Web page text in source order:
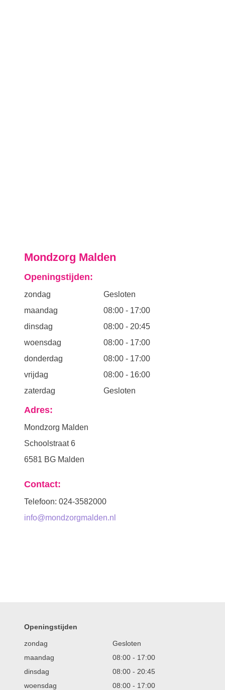
Mondzorg Malden
Openingstijden:
zondag
Gesloten
maandag
08:00 - 17:00
dinsdag
08:00 - 20:45
woensdag
08:00 - 17:00
donderdag
08:00 - 17:00
vrijdag
08:00 - 16:00
zaterdag
Gesloten
Adres:
Mondzorg Malden
Schoolstraat 6
6581 BG Malden
Contact:
Telefoon: 024-3582000
info@mondzorgmalden.nl
Openingstijden
zondag
Gesloten
maandag
08:00 - 17:00
dinsdag
08:00 - 20:45
woensdag
08:00 - 17:00